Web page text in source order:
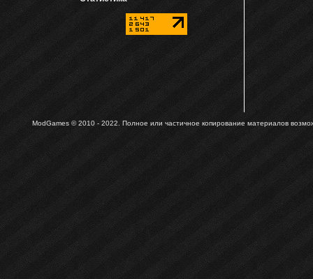
ModGames © 2010 - 2022. Полное или частичное копирование материалов